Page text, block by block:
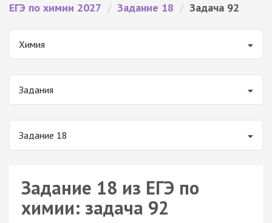
ЕГЭ по химии 2027 / Задание 18 / Задача 92
Химия
Задания
Задание 18
Задание 18 из ЕГЭ по
химии: задача 92